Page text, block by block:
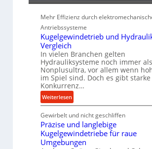
P
e
r
f
o
r
m
a
n
c
e
b
e
i
Mehr Effizienz durch
Antriebssysteme
Kugelgewindetrieb und
Vergleich
In vielen Branchen gelten
Hydrauliksysteme noch immer als
Nonplusultra, vor allem wenn
im Spiel sind. Doch es gibt starke
Konkurrenz…
Weiterlesen:
K
u
g
e
l
Gewirbelt und nicht geschliffen
Präzise und langlebige
Kugelgewindetriebe für raue
Umgebungen